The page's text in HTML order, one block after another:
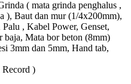
( mata grinda penghalus ,
), Baut dan mur (1/4x200mm),
, Kabel Power, Genset,
baja, Mata bor beton (8mm)
3mm dan 5mm, Hand tab,
)